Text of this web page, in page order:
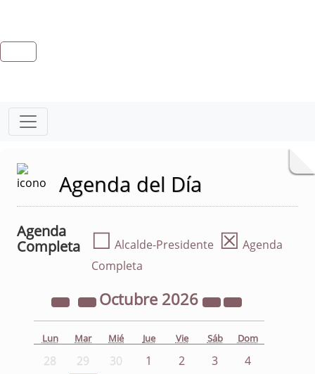
Agenda del Día
Agenda
Completa
☐ Alcalde-Presidente ☒ Agenda
Completa
Octubre 2026
Lun Mar Mié Jue Vie Sáb Dom
28 29 30 1 2 3
4